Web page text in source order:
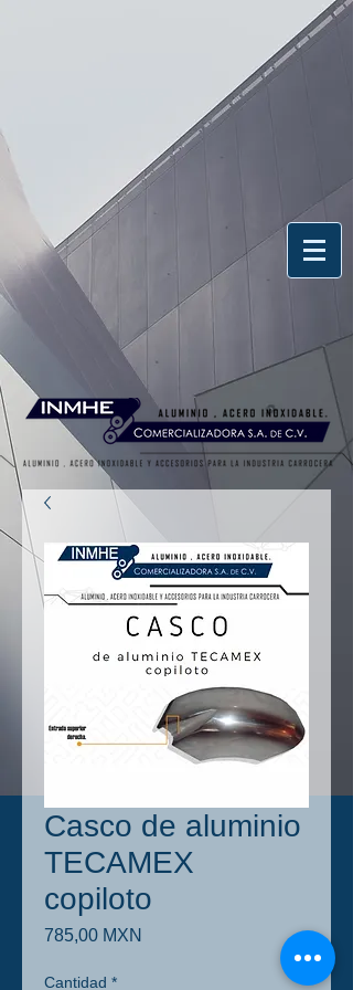
Casco de aluminio
TECAMEX
copiloto
785,00 MXN
Cantidad *